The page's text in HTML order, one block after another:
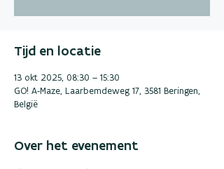
Tijd en locatie
13 okt 2025, 08:30 – 15:30
GO! A-Maze, Laarbemdeweg 17, 3581 Beringen,
België
Over het evenement